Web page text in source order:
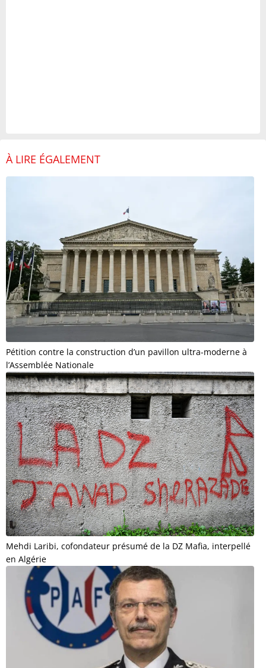
À LIRE ÉGALEMENT
Pétition contre la construction d’un pavillon ultra-moderne à
l’Assemblée Nationale
Mehdi Laribi, cofondateur présumé de la DZ Mafia, interpellé
en Algérie